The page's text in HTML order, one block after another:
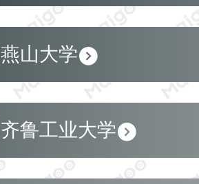
燕山大学
齐鲁工业大学